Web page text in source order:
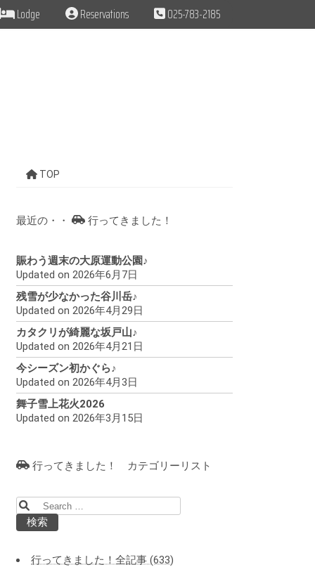
Lodge Reservations 025-783-2185
TOP
最近の・・ 行ってきました！
賑わう週末の大原運動公園♪
Updated on 2026年6月7日
残雪が少なかった谷川岳♪
Updated on 2026年4月29日
カタクリが綺麗な坂戸山♪
Updated on 2026年4月21日
今シーズン初かぐら♪
Updated on 2026年4月3日
舞子雪上花火2026
Updated on 2026年3月15日
行ってきました！ カテゴリーリスト
索:
行ってきました！全記事 (633)